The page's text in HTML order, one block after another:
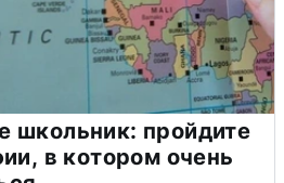
школьник: пройдите
в котором очень